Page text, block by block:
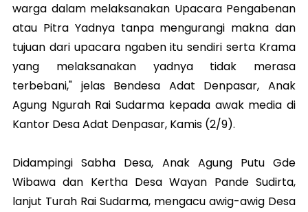
warga dalam melaksanakan Upacara Pengabenan
atau Pitra Yadnya tanpa mengurangi makna dan
tujuan dari upacara ngaben itu sendiri serta Krama
yang melaksanakan yadnya tidak merasa
terbebani," jelas Bendesa Adat Denpasar, Anak
Agung Ngurah Rai Sudarma kepada awak media di
Kantor Desa Adat Denpasar, Kamis (2/9).
Didampingi Sabha Desa, Anak Agung Putu Gde
Wibawa dan Kertha Desa Wayan Pande Sudirta,
lanjut Turah Rai Sudarma, mengacu awig-awig Desa